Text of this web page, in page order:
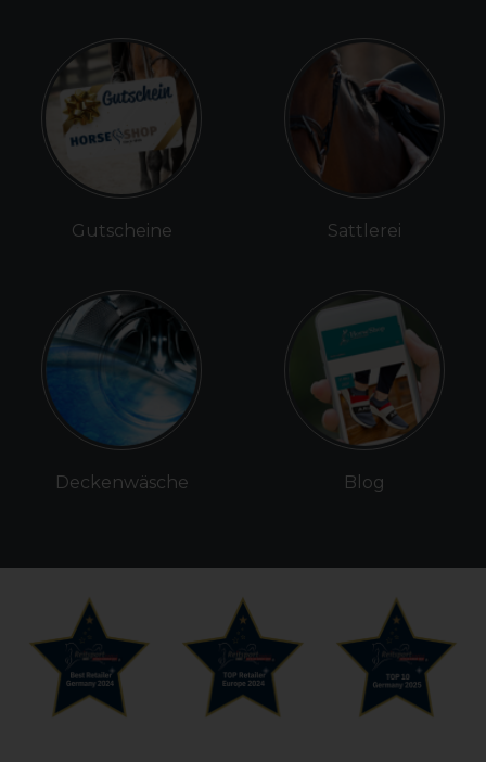
Gutscheine
Deckenwäsche
Sattlerei
Blog